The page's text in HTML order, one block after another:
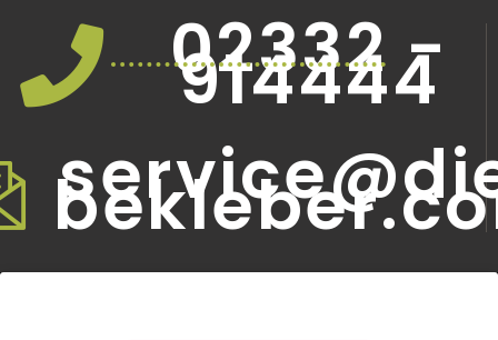
02332 -
914444